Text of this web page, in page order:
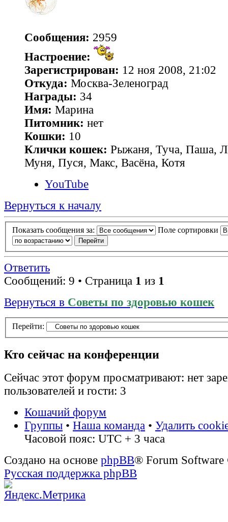
Сообщения: 2959
Настроение:
Зарегистрирован: 12 ноя 2008, 21:02
Откуда: Москва-Зеленоград
Награды: 34
Имя: Марина
Питомник: нет
Кошки: 10
Клички кошек: Рыжаня, Туча, Паша,
Муня, Пуся, Макс, Васёна, Котя
YouTube
Вернуться к началу
Показать сообщения за: Поле сортировки
Ответить
Сообщений: 9 • Страница 1 из 1
Вернуться в Советы по здоровью кошек
Перейти:
Кто сейчас на конференции
Сейчас этот форум просматривают: нет
пользователей и гости: 3
Кошачий форум
Группы • Наша команда • Удалить
Часовой пояс: UTC + 3 часа
Создано на основе phpBB® Forum
Русская поддержка phpBB